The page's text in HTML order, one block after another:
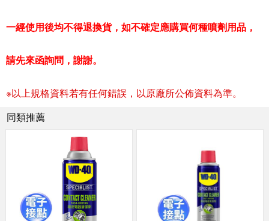
一經使用後均不得退換貨，如不確定應購買何種噴劑用品，
請先來函詢問，謝謝。
※以上規格資料若有任何錯誤，以原廠所公佈資料為準。
同類推薦